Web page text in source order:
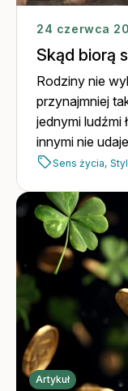
24 czerwca
Skąd biorą
Rodziny nie
przynajmniej
jednymi ludźmi
innymi nie
Sens życia,
Artykuł